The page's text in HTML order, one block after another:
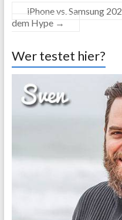
iPhone vs. Samsung
dem Hype →
Wer testet hier?